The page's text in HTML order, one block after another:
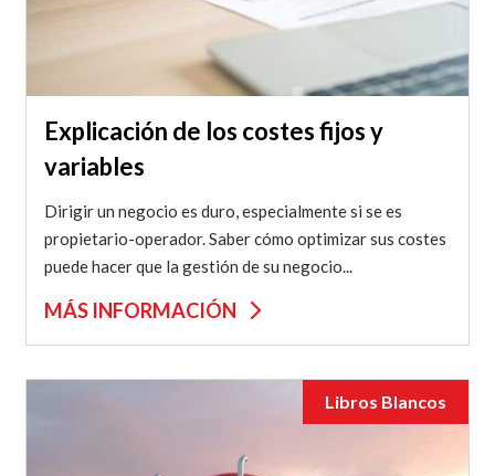
Explicación de los costes fijos y
variables
Dirigir un negocio es duro, especialmente si se es
propietario-operador. Saber cómo optimizar sus costes
puede hacer que la gestión de su negocio...
MÁS INFORMACIÓN
Libros Blancos